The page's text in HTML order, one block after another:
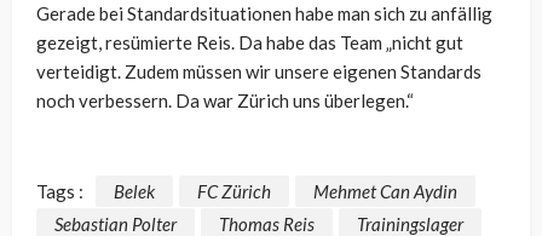
Gerade bei Standardsituationen habe man sich zu anfällig
gezeigt, resümierte Reis. Da habe das Team „nicht gut
verteidigt. Zudem müssen wir unsere eigenen Standards
noch verbessern. Da war Zürich uns überlegen.“
Tags : Belek FC Zürich
Mehmet Can Aydin
Sebastian Polter
Thomas Reis Trainingslager